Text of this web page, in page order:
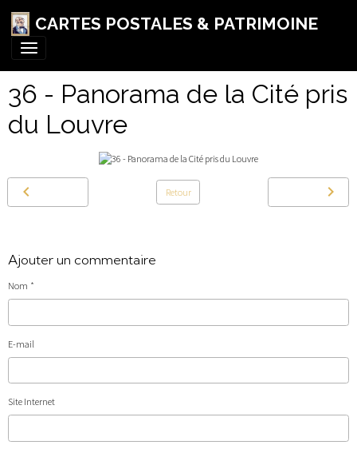
CARTES POSTALES & PATRIMOINE
36 - Panorama de la Cité pris
du Louvre
Retour
Ajouter un commentaire
Nom
E-mail
Site Internet